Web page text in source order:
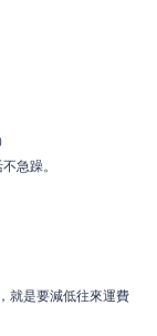
急躁。
就是要減低往來運費